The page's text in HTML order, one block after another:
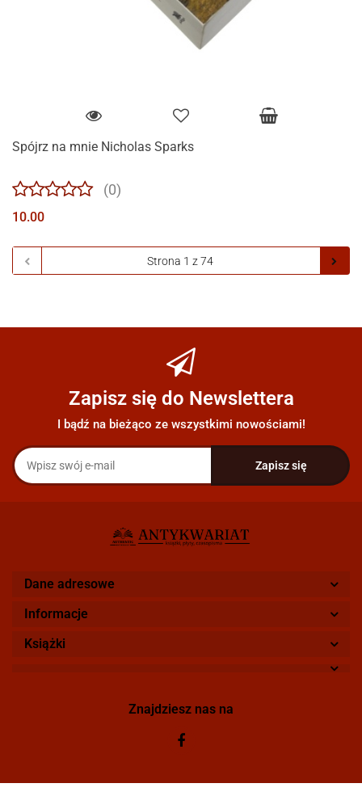
Spójrz na mnie Nicholas Sparks
(0)
10.00
Zapisz się do Newslettera
I bądź na bieżąco ze wszystkimi nowościami!
Dane adresowe
Informacje
Książki
Znajdziesz nas na